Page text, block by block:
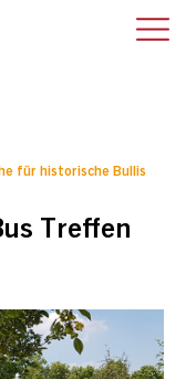
für historische Bullis
Treffen